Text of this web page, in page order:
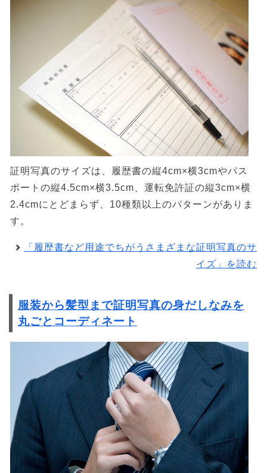
証明写真のサイズは、履歴書の縦4cm×横3cmやパス
ポートの縦4.5cm×横3.5cm、運転免許証の縦3cm×横
2.4cmにとどまらず、10種類以上のパターンがありま
す。
「履歴書など用途でちがうさまざまな証明写真のサ
イズ」を読む
服装から髪型まで証明写真の身だしなみを
丸ごとコーディネート